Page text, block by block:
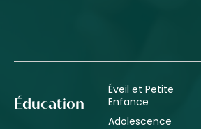
Éducation
Éveil et Petite
Enfance
Adolescence